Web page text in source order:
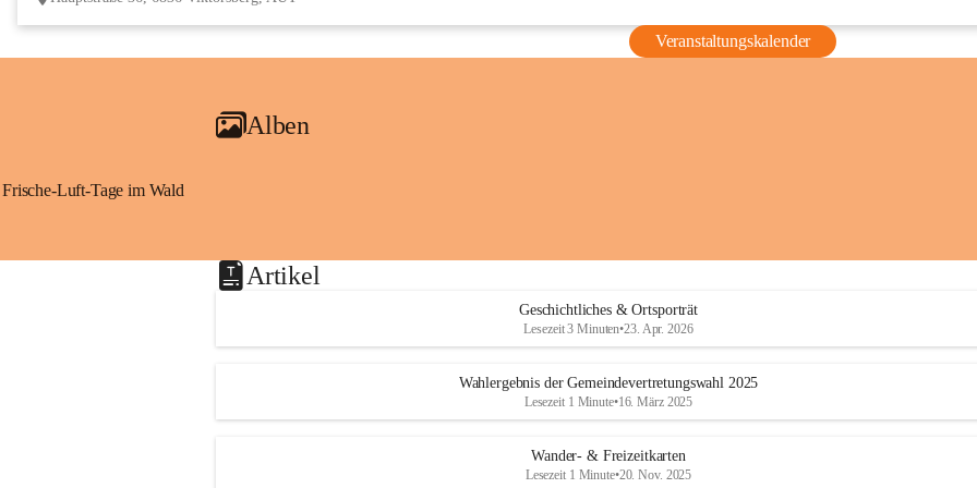
Veranstaltungskalender
Alben
Frische-Luft-Tage im Wald
Artikel
Geschichtliches & Ortsporträt
Lesezeit 3 Minuten•23. Apr. 2026
Wahlergebnis der Gemeindevertretungswahl 2025
Lesezeit 1 Minute•16. März 2025
Wander- & Freizeitkarten
Lesezeit 1 Minute•20. Nov. 2025